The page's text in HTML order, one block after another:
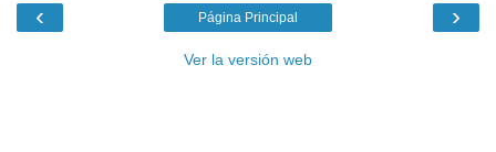
‹ ›
Página Principal
Ver la versión web